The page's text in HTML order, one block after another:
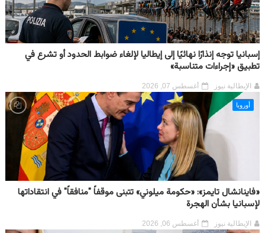
إسبانيا توجه إنذارًا نهائيًا إلى إيطاليا لإلغاء ضوابط الحدود أو تشرع في
تطبيق «إجراءات متناسبة»
الإيطالية نيوز أغسطس 07, 2026
أوروبا
«فاينانشال تايمز»: «حكومة ميلوني» تتبنى موقفاً "منافقاً" في انتقاداتها
لإسبانيا بشأن الهجرة
الإيطالية نيوز أغسطس 06, 2026